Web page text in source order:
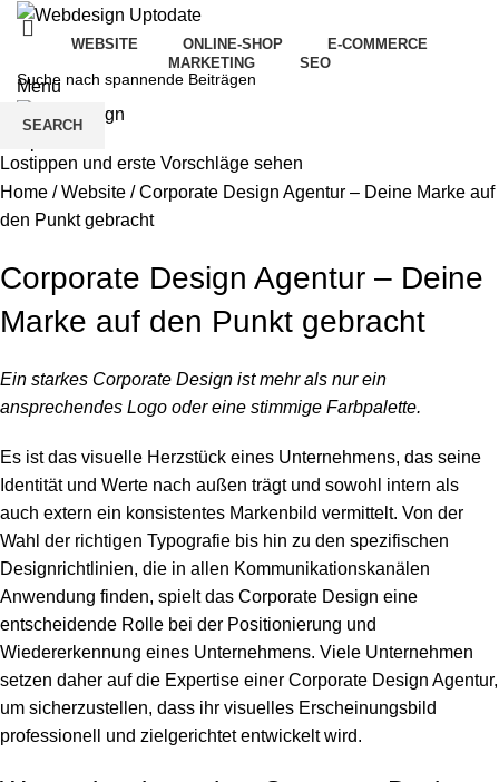
WEBSITE ONLINE-SHOP
E-COMMERCE
MARKETING
SEO
Menu
Home /Website /Corporate Design Agentur – Deine Marke auf
den Punkt gebracht
Corporate Design Agentur – Deine
Marke auf den Punkt gebracht
Ein starkes Corporate Design ist mehr als nur ein
ansprechendes Logo oder eine stimmige Farbpalette.
Es ist das visuelle Herzstück eines Unternehmens, das seine
Identität und Werte nach außen trägt und sowohl intern als
auch extern ein konsistentes Markenbild vermittelt. Von der
Wahl der richtigen Typografie bis hin zu den spezifischen
Designrichtlinien, die in allen Kommunikationskanälen
Anwendung finden, spielt das Corporate Design eine
entscheidende Rolle bei der Positionierung und
Wiedererkennung eines Unternehmens. Viele Unternehmen
setzen daher auf die Expertise einer Corporate Design Agentur,
um sicherzustellen, dass ihr visuelles Erscheinungsbild
professionell und zielgerichtet entwickelt wird.
SEARCH
Lostippen und erste Vorschläge sehen